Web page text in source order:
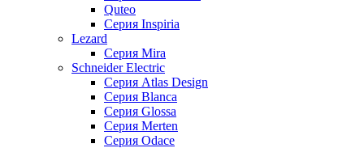
Quteo
Серия Inspiria
Lezard
Серия Mira
Schneider Electric
Серия Atlas Design
Серия Blanca
Серия Glossa
Серия Merten
Серия Odace